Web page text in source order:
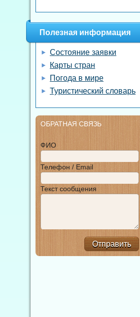
Полезная информация
Состояние заявки
Карты стран
Погода в мире
Туристический словарь
ОБРАТНАЯ СВЯЗЬ
ФИО
Телефон / Email
Текст сообщения
Отправить